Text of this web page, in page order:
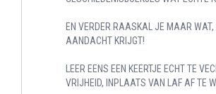
EN VERDER RAASKAL JE MAAR
AANDACHT KRIJGT!
LEER EENS EEN KEERTJE ECHT TE
VRIJHEID, INPLAATS VAN LAF AF TE